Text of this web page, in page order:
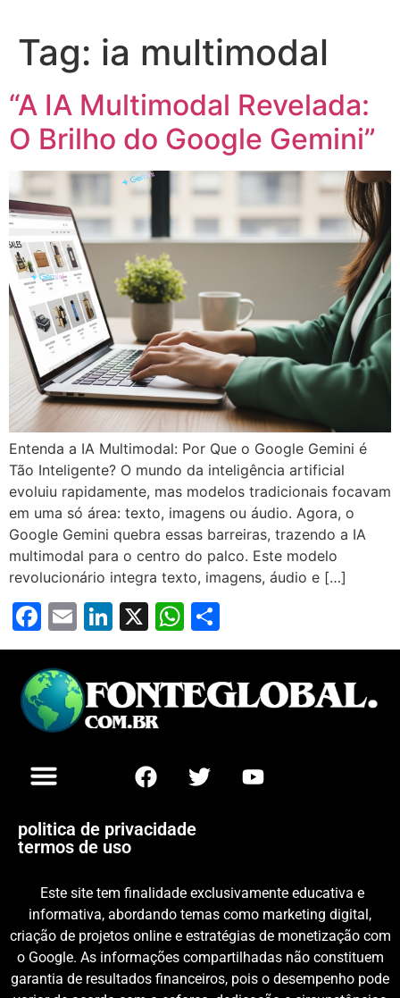
Tag: ia multimodal
“A IA Multimodal Revelada:
O Brilho do Google Gemini”
Entenda a IA Multimodal: Por Que o Google Gemini é
Tão Inteligente? O mundo da inteligência artificial
evoluiu rapidamente, mas modelos tradicionais focavam
em uma só área: texto, imagens ou áudio. Agora, o
Google Gemini quebra essas barreiras, trazendo a IA
multimodal para o centro do palco. Este modelo
revolucionário integra texto, imagens, áudio e […]
Facebook
EmailLinkedIn
X WhatsApp
politica de privacidade
termos de uso
Este site tem finalidade exclusivamente educativa e
informativa, abordando temas como marketing digital,
criação de projetos online e estratégias de monetização com
o Google. As informações compartilhadas não constituem
garantia de resultados financeiros, pois o desempenho pode